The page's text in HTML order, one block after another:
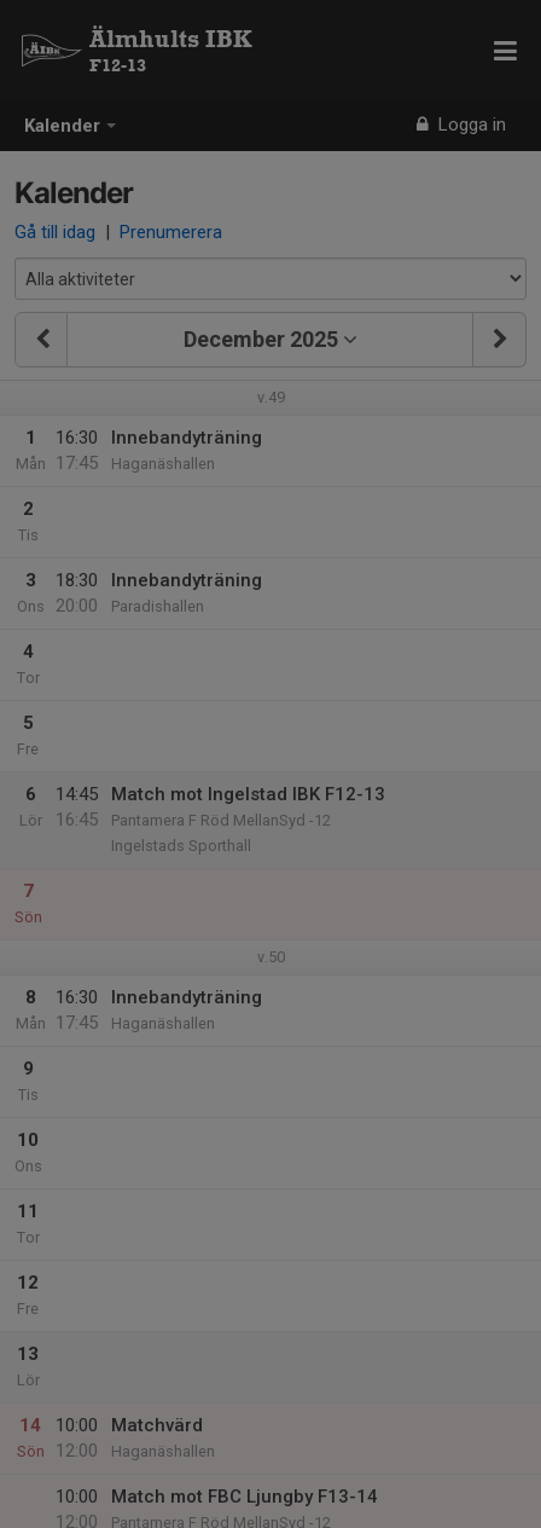
Kalender Logga in
Älmhults IBK
F12-13
Kalender
Gå till idag | Prenumerera
December 2025
v.49
1
Mån
16:30
17:45
Innebandyträning
Haganäshallen
2
Tis
3
Ons
18:30
20:00
Innebandyträning
Paradishallen
4
Tor
5
Fre
6
Lör
14:45
16:45
Match mot Ingelstad IBK F12-13
Pantamera F Röd MellanSyd -12
Ingelstads Sporthall
7
Sön
v.50
8
Mån
16:30
17:45
Innebandyträning
Haganäshallen
9
Tis
10
Ons
11
Tor
12
Fre
13
Lör
14
Sön
10:00
12:00
Matchvärd
Haganäshallen
10:00
12:00
Match mot FBC Ljungby F13-14
Pantamera F Röd MellanSyd -12